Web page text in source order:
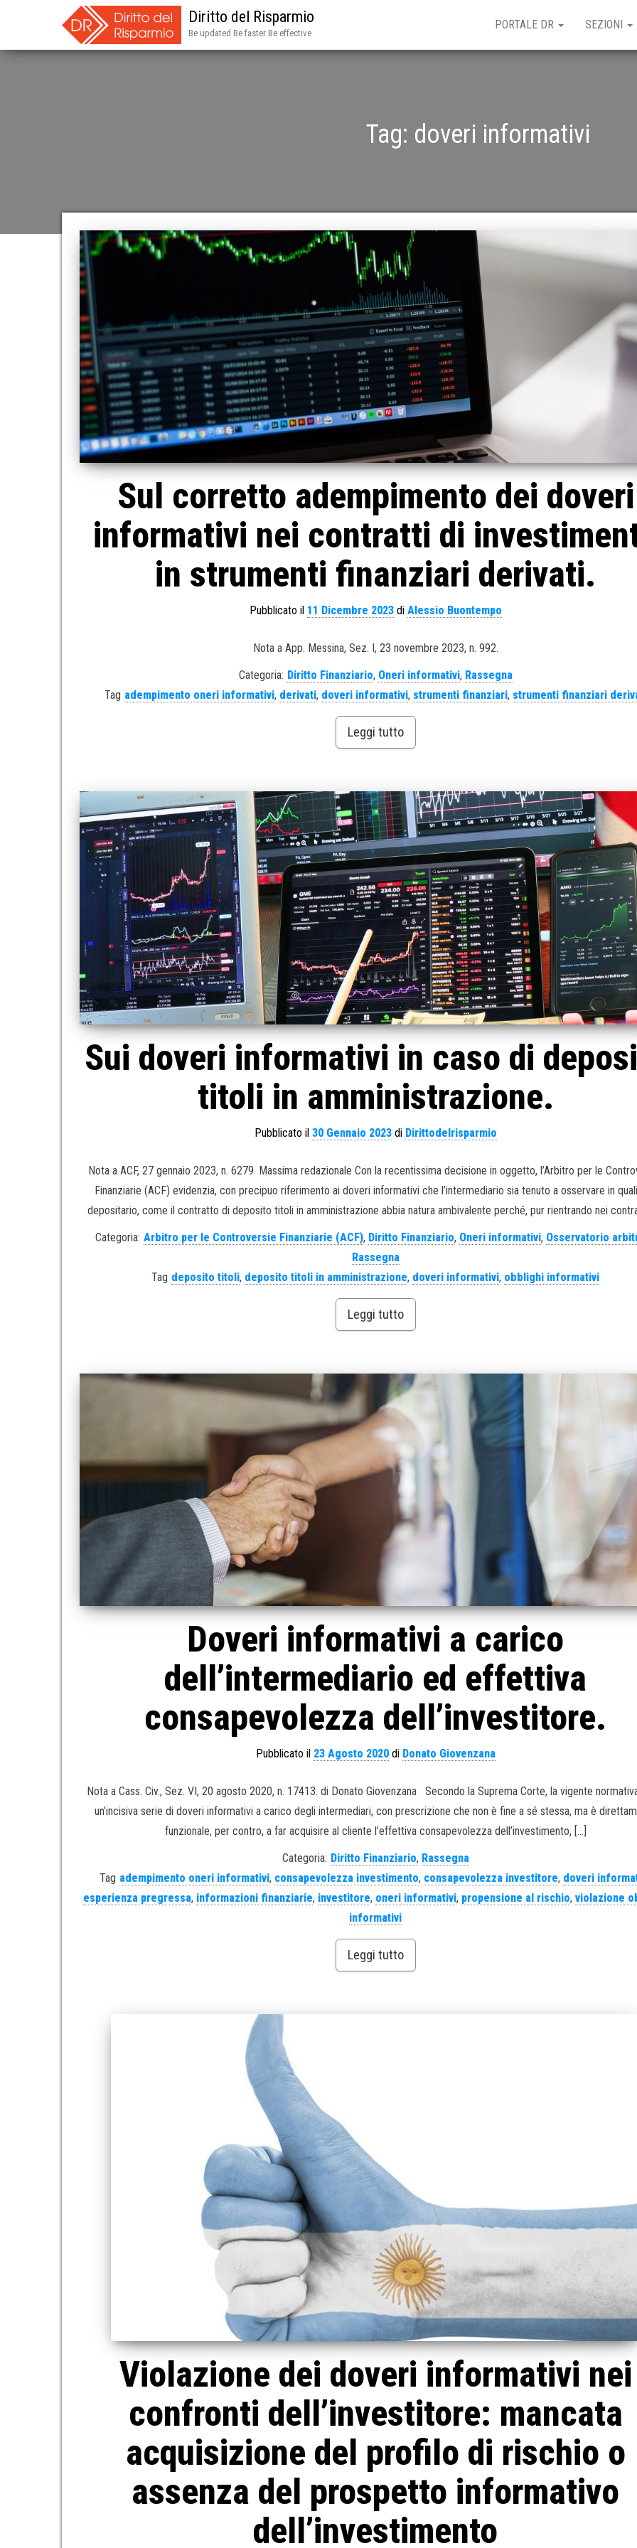
Diritto del Risparmio
Be updated Be faster Be effective
PORTALE DR SEZIONI
Tag: doveri informativi
Sul corretto adempimento dei doveri
informativi nei contratti di
in strumenti finanziari derivati.
Pubblicato il 11 Dicembre 2023di Alessio Buontempo
Nota a App. Messina, Sez. I, 23 novembre 2023, n. 992.
Categoria: Diritto Finanziario, Oneri informativi, Rassegna
Tag adempimento oneri informativi, derivati, doveri informativi, strumenti finanziari, strumenti finanziari
Leggi tutto
Sui doveri informativi in caso di
titoli in amministrazione.
Pubblicato il 30 Gennaio 2023di Dirittodelrisparmio
Nota a ACF, 27 gennaio 2023, n. 6279. Massima redazionale Con la recentissima decisione in oggetto, l’Arbitro per le
Finanziarie (ACF) evidenzia, con precipuo riferimento ai doveri informativi che l’intermediario sia tenuto a osservare in
depositario, come il contratto di deposito titoli in amministrazione abbia natura ambivalente perché, pur rientrando nei
Categoria: Arbitro per le Controversie Finanziarie (ACF), Diritto Finanziario, Oneri informativi, Osservatorio
Rassegna
Tag deposito titoli, deposito titoli in amministrazione, doveri informativi, obblighi informativi
Leggi tutto
Doveri informativi a carico
dell’intermediario ed effettiva
consapevolezza dell’investitore.
Pubblicato il 23 Agosto 2020di Donato Giovenzana
Nota a Cass. Civ., Sez. VI, 20 agosto 2020, n. 17413. di Donato Giovenzana Secondo la Suprema Corte, la vigente
un’incisiva serie di doveri informativi a carico degli intermediari, con prescrizione che non è fine a sé stessa, ma è
funzionale, per contro, a far acquisire al cliente l’effettiva consapevolezza dell’investimento, […]
Categoria: Diritto Finanziario, Rassegna
Tag adempimento oneri informativi, consapevolezza investimento, consapevolezza investitore, doveri
esperienza pregressa, informazioni finanziarie, investitore, oneri informativi, propensione al rischio,violazione
informativi
Leggi tutto
Violazione dei doveri informativi nei
confronti dell’investitore: mancata
acquisizione del profilo di rischio o
assenza del prospetto informativo
dell’investimento